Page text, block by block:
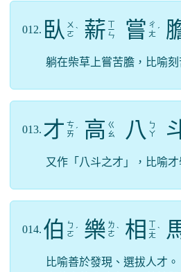
012. 臥 ㄨ
ㄛ ˋ 薪 ㄧ
ㄣ 嘗 ㄔ
ㄤ ˊ
躺在柴草上嘗苦膽，比喻刻
013. 才 ㄘ
ㄞ ˊ 高 ㄍ
ㄠ
八 ㄅ
ㄚ
又作「八斗之才」，比喻
014. 伯 ㄅ
ㄛ ˊ 樂 ㄌ
ㄜ ˋ 相 ㄧ
ㄤ
ˋ
比喻善於發現、選拔人才